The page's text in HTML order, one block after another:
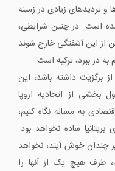
تردیدهای زیادی در زمینه
آمده است. در چنین شرایطی،
از این آشفتگی خارج شوند
در ببرد، ترکیه است.
برگزیت داشته باشد، این
بخشی از اتحادیه اروپا
به مساله نگاه کنیم،
ساده نخواهد بود.
چندان خوش آیند، نخواهد
طرف هیچ یک از آنها را